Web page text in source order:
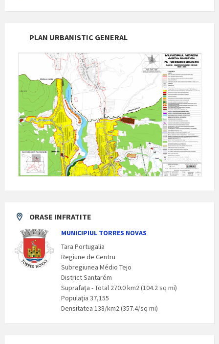
PLAN URBANISTIC GENERAL
ORASE INFRATITE
MUNICIPIUL TORRES NOVAS
Tara Portugalia
Regiune de Centru
Subregiunea Médio Tejo
District Santarém
Suprafaţa - Total 270.0 km2 (104.2 sq mi)
Populaţia 37,155
Densitatea 138/km2 (357.4/sq mi)